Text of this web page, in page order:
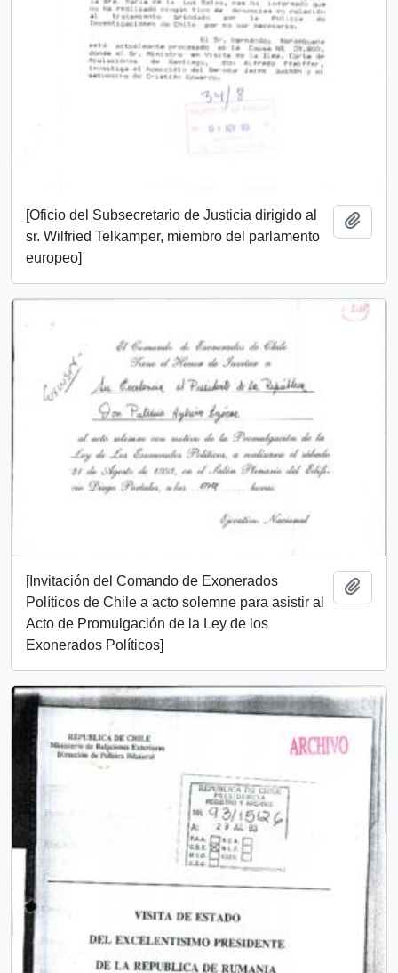
[Oficio del Subsecretario de Justicia dirigido al
sr. Wilfried Telkamper, miembro del parlamento
europeo]
[Invitación del Comando de Exonerados
Políticos de Chile a acto solemne para asistir al
Acto de Promulgación de la Ley de los
Exonerados Políticos]